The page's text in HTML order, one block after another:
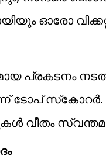
ഓരോ
പ്രകടനം
ടോപ്
വീതം